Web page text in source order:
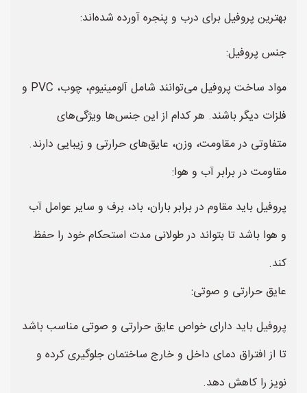
بهترین پروفیل برای درب و پنجره آورده شده‌اند:
جنس پروفیل:
مواد ساخت پروفیل می‌توانند شامل آلومینیوم، چوب، PVC و
فلزات دیگر باشند. هر کدام از این جنس‌ها ویژگی‌های
متفاوتی در مقاومت، وزن، عایق‌های حرارتی و زیبایی دارند.
مقاومت در برابر آب و هوا:
پروفیل باید مقاوم در برابر باران، باد، برف و سایر عوامل آب
و هوا باشد تا بتواند در طولانی مدت استحکام خود را حفظ
کند.
عایق حرارتی و صوتی:
پروفیل باید دارای خواص عایق حرارتی و صوتی مناسب باشد
تا از افتراق دمای داخل و خارج ساختمان جلوگیری کرده و
نویز را کاهش دهد.